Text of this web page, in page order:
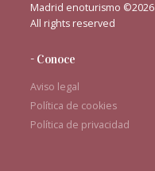
Madrid enoturismo ©2026
All rights reserved
- Conoce
Aviso legal
Política de cookies
Política de privacidad